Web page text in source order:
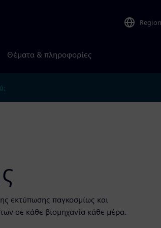
Region
Θέματα & πληροφορίες
εκτύπωσης παγκοσμίως και
σε κάθε βιομηχανία κάθε μέρα.